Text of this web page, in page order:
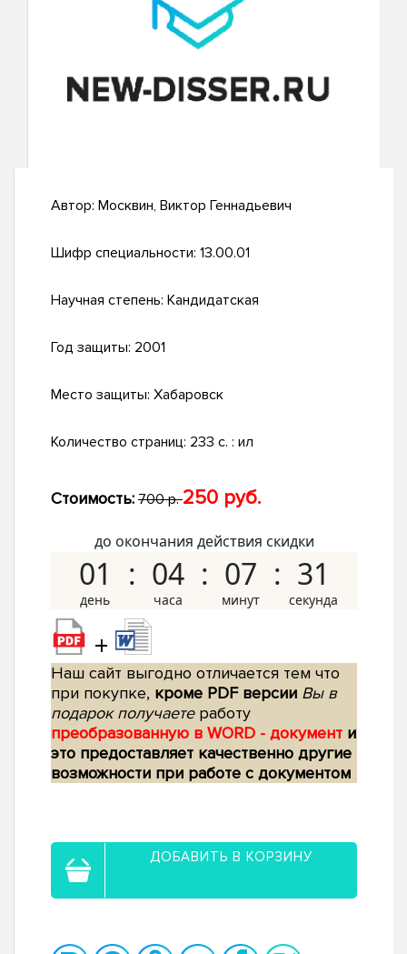
Автор: Москвин, Виктор Геннадьевич
Шифр специальности: 13.00.01
Научная степень: Кандидатская
Год защиты: 2001
Место защиты: Хабаровск
Количество страниц: 233 с. : ил
Стоимость: 700 р.250 руб.
до окончания действия скидки
01 04 07 30
+
Наш сайт выгодно отличается тем что
при покупке, кроме PDF версии Вы в
подарок получаетеработу
преобразованную в WORD - документ и
это предоставляет качественно другие
возможности при работе с документом
ДОБАВИТЬ В КОРЗИНУ